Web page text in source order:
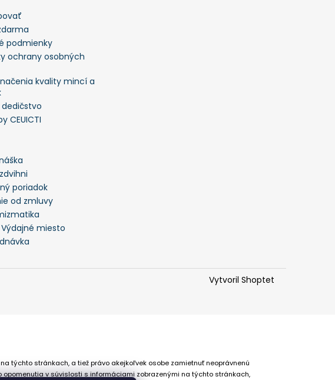
podmienky
ochrany osobných
kvality mincí a
CEUICTI
poriadok
od zmluvy
miesto
Vytvoril Shoptet
týchto stránkach, a tiež právo akejkoľvek osobe zamietnuť neoprávnenú
v súvislosti s informáciami zobrazenými na týchto stránkach,